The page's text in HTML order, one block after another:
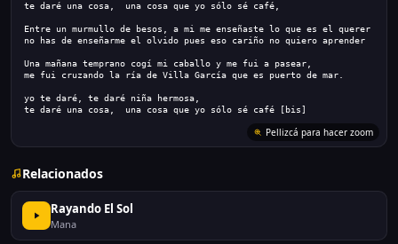
te daré una cosa,  una cosa que yo sólo sé café,
Entre un murmullo de besos, a mi me enseñaste lo que es el querer
no has de enseñarme el olvido pues eso cariño no quiero aprender
Una mañana temprano cogí mi caballo y me fui a pasear,
me fui cruzando la ría de Villa García que es puerto de mar.
yo te daré, te daré niña hermosa,
te daré una cosa,  una cosa que yo sólo sé café [bis]
Pellizcá para hacer zoom
Relacionados
Rayando El Sol
Mana